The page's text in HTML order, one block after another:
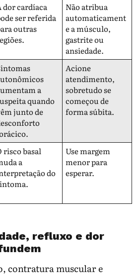
dor cardíaca
ser referida
outras
Não atribua
automaticament
e a músculo,
gastrite ou
ansiedade.
a
quando
junto de
Acione
atendimento,
sobretudo se
começou de
forma súbita.
risco basal
a
do
Use margem
menor para
esperar.
refluxo e dor
contratura muscular e